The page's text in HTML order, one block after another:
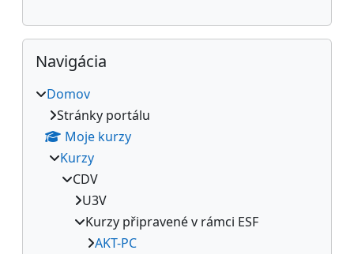
Preskočiť Navigácia
Navigácia
Domov
Stránky portálu
Moje kurzy
Kurzy
CDV
U3V
Kurzy připravené v rámci ESF
AKT-PC